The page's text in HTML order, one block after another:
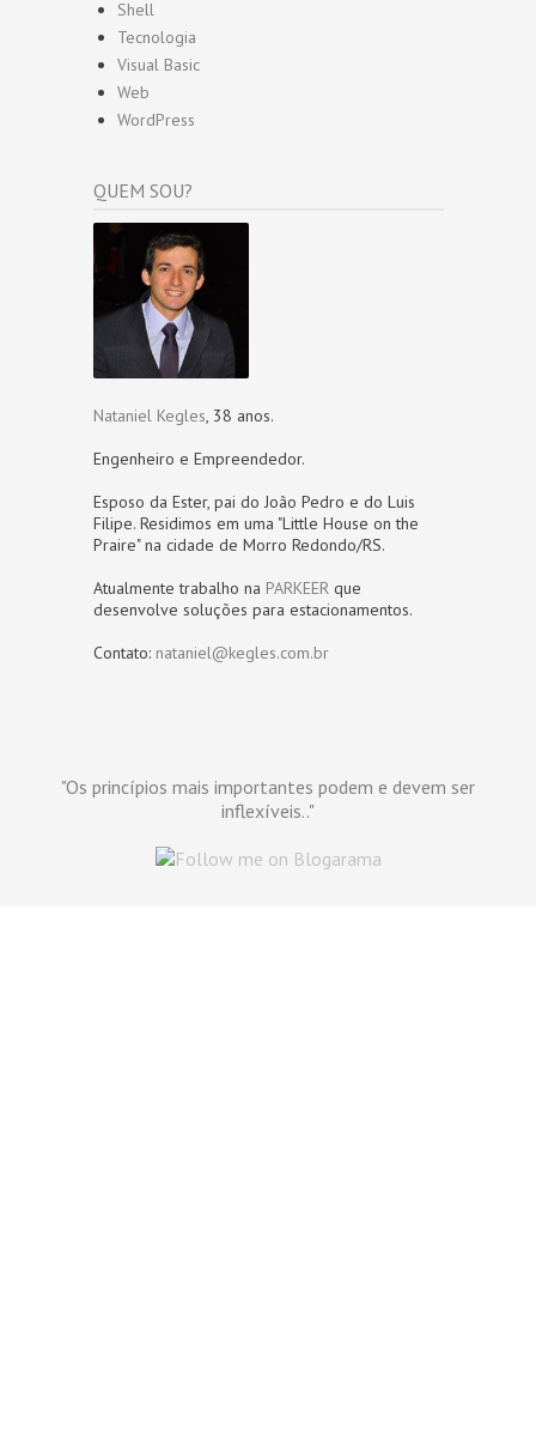
Shell
Tecnologia
Visual Basic
Web
WordPress
QUEM SOU?
Nataniel Kegles, 38 anos.
Engenheiro e Empreendedor.
Esposo da Ester, pai do João Pedro e do Luis
Filipe. Residimos em uma "Little House on the
Praire" na cidade de Morro Redondo/RS.
Atualmente trabalho na PARKEER que
desenvolve soluções para estacionamentos.
Contato: nataniel@kegles.com.br
"Os princípios mais importantes podem e devem ser
inflexíveis.."